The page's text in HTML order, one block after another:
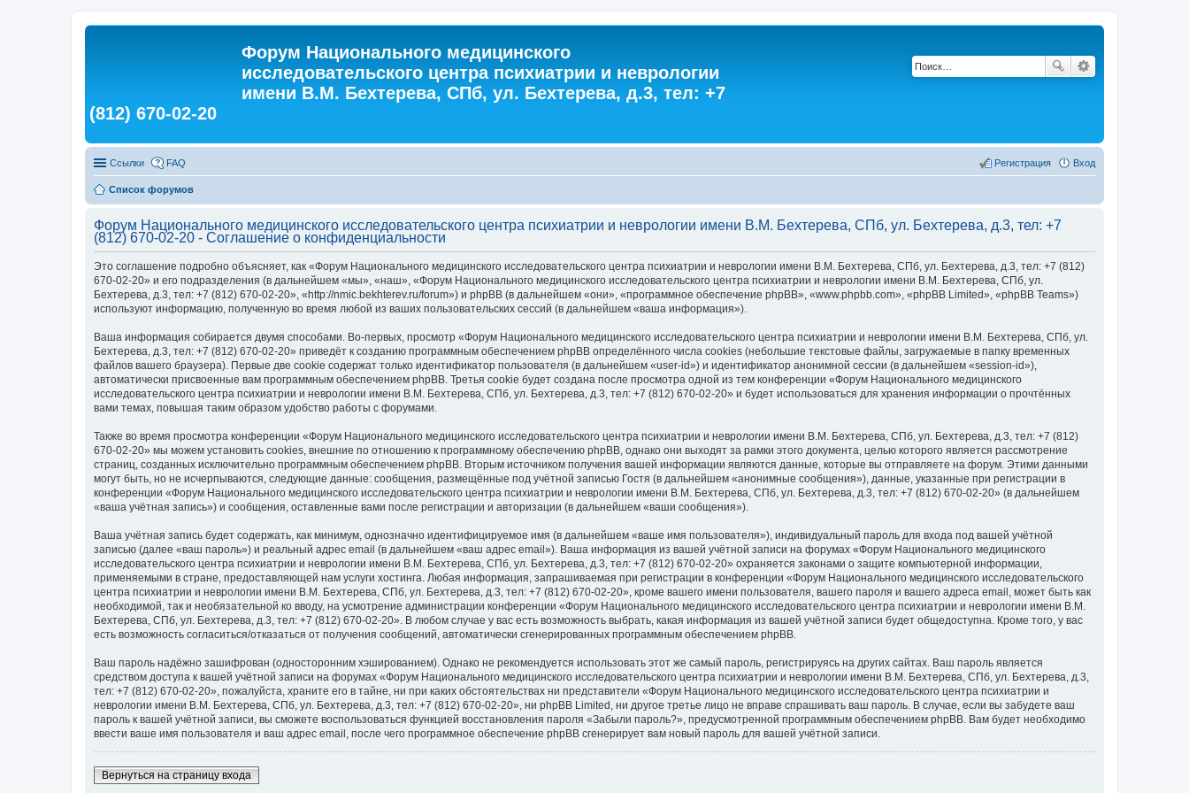
Форум Национального медицинского
исследовательского центра психиатрии и неврологии
имени В.М. Бехтерева, СПб, ул. Бехтерева, д.3, тел: +7
(812) 670-02-20
Ссылки FAQ Вход
Регистрация
Список форумов
Форум Национального медицинского исследовательского центра психиатрии и неврологии имени В.М. Бехтерева, СПб, ул. Бехтерева, д.3, тел: +7
(812) 670-02-20 - Соглашение о конфиденциальности
Это соглашение подробно объясняет, как «Форум Национального медицинского исследовательского центра психиатрии и неврологии имени В.М. Бехтерева, СПб, ул. Бехтерева, д.3, тел: +7 (812)
670-02-20» и его подразделения (в дальнейшем «мы», «наш», «Форум Национального медицинского исследовательского центра психиатрии и неврологии имени В.М. Бехтерева, СПб, ул.
Бехтерева, д.3, тел: +7 (812) 670-02-20», «http://nmic.bekhterev.ru/forum») и phpBB (в дальнейшем «они», «программное обеспечение phpBB», «www.phpbb.com», «phpBB Limited», «phpBB Teams»)
используют информацию, полученную во время любой из ваших пользовательских сессий (в дальнейшем «ваша информация»).
Ваша информация собирается двумя способами. Во-первых, просмотр «Форум Национального медицинского исследовательского центра психиатрии и неврологии имени В.М. Бехтерева, СПб, ул.
Бехтерева, д.3, тел: +7 (812) 670-02-20» приведёт к созданию программным обеспечением phpBB определённого числа cookies (небольшие текстовые файлы, загружаемые в папку временных
файлов вашего браузера). Первые две cookie содержат только идентификатор пользователя (в дальнейшем «user-id») и идентификатор анонимной сессии (в дальнейшем «session-id»),
автоматически присвоенные вам программным обеспечением phpBB. Третья cookie будет создана после просмотра одной из тем конференции «Форум Национального медицинского
исследовательского центра психиатрии и неврологии имени В.М. Бехтерева, СПб, ул. Бехтерева, д.3, тел: +7 (812) 670-02-20» и будет использоваться для хранения информации о прочтённых
вами темах, повышая таким образом удобство работы с форумами.
Также во время просмотра конференции «Форум Национального медицинского исследовательского центра психиатрии и неврологии имени В.М. Бехтерева, СПб, ул. Бехтерева, д.3, тел: +7 (812)
670-02-20» мы можем установить cookies, внешние по отношению к программному обеспечению phpBB, однако они выходят за рамки этого документа, целью которого является рассмотрение
страниц, созданных исключительно программным обеспечением phpBB. Вторым источником получения вашей информации являются данные, которые вы отправляете на форум. Этими данными
могут быть, но не исчерпываются, следующие данные: сообщения, размещённые под учётной записью Гостя (в дальнейшем «анонимные сообщения»), данные, указанные при регистрации в
конференции «Форум Национального медицинского исследовательского центра психиатрии и неврологии имени В.М. Бехтерева, СПб, ул. Бехтерева, д.3, тел: +7 (812) 670-02-20» (в дальнейшем
«ваша учётная запись») и сообщения, оставленные вами после регистрации и авторизации (в дальнейшем «ваши сообщения»).
Ваша учётная запись будет содержать, как минимум, однозначно идентифицируемое имя (в дальнейшем «ваше имя пользователя»), индивидуальный пароль для входа под вашей учётной
записью (далее «ваш пароль») и реальный адрес email (в дальнейшем «ваш адрес email»). Ваша информация из вашей учётной записи на форумах «Форум Национального медицинского
исследовательского центра психиатрии и неврологии имени В.М. Бехтерева, СПб, ул. Бехтерева, д.3, тел: +7 (812) 670-02-20» охраняется законами о защите компьютерной информации,
применяемыми в стране, предоставляющей нам услуги хостинга. Любая информация, запрашиваемая при регистрации в конференции «Форум Национального медицинского исследовательского
центра психиатрии и неврологии имени В.М. Бехтерева, СПб, ул. Бехтерева, д.3, тел: +7 (812) 670-02-20», кроме вашего имени пользователя, вашего пароля и вашего адреса email, может быть как
необходимой, так и необязательной ко вводу, на усмотрение администрации конференции «Форум Национального медицинского исследовательского центра психиатрии и неврологии имени В.М.
Бехтерева, СПб, ул. Бехтерева, д.3, тел: +7 (812) 670-02-20». В любом случае у вас есть возможность выбрать, какая информация из вашей учётной записи будет общедоступна. Кроме того, у вас
есть возможность согласиться/отказаться от получения сообщений, автоматически сгенерированных программным обеспечением phpBB.
Ваш пароль надёжно зашифрован (односторонним хэшированием). Однако не рекомендуется использовать этот же самый пароль, регистрируясь на других сайтах. Ваш пароль является
средством доступа к вашей учётной записи на форумах «Форум Национального медицинского исследовательского центра психиатрии и неврологии имени В.М. Бехтерева, СПб, ул. Бехтерева, д.3,
тел: +7 (812) 670-02-20», пожалуйста, храните его в тайне, ни при каких обстоятельствах ни представители «Форум Национального медицинского исследовательского центра психиатрии и
неврологии имени В.М. Бехтерева, СПб, ул. Бехтерева, д.3, тел: +7 (812) 670-02-20», ни phpBB Limited, ни другое третье лицо не вправе спрашивать ваш пароль. В случае, если вы забудете ваш
пароль к вашей учётной записи, вы сможете воспользоваться функцией восстановления пароля «Забыли пароль?», предусмотренной программным обеспечением phpBB. Вам будет необходимо
ввести ваше имя пользователя и ваш адрес email, после чего программное обеспечение phpBB сгенерирует вам новый пароль для вашей учётной записи.
Вернуться на страницу входа